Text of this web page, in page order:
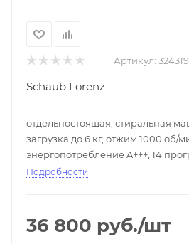
Артикул: 324319
Schaub Lorenz
отдельностоящая, стиральная
загрузка до 6 кг, отжим 1000 об/
энергопотребление A+++, 14
Подробности
36 800 руб./шт